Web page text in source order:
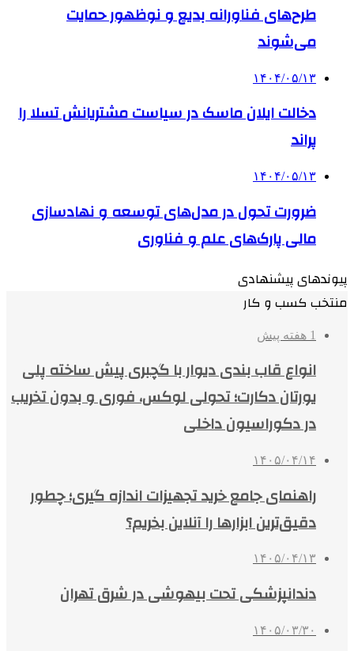
طرح‌های فناورانه بدیع و نوظهور حمایت
می‌شوند
۱۴۰۴/۰۵/۱۳
دخالت ایلان ماسک در سیاست مشتریانش تسلا را
پراند
۱۴۰۴/۰۵/۱۳
ضرورت تحول در مدل‌های توسعه و نهادسازی
مالی پارک‌های علم و فناوری
پیوندهای پیشنهادی
منتخب کسب و کار
1 هفته پیش
انواع قاب بندی دیوار با گچبری پیش ساخته پلی
یورتان دکارت؛ تحولی لوکس، فوری و بدون تخریب
در دکوراسیون داخلی
۱۴۰۵/۰۴/۱۴
راهنمای جامع خرید تجهیزات اندازه گیری؛ چطور
دقیق‌ترین ابزارها را آنلاین بخریم؟
۱۴۰۵/۰۴/۱۳
دندانپزشکی تحت بیهوشی در شرق تهران
۱۴۰۵/۰۳/۳۰